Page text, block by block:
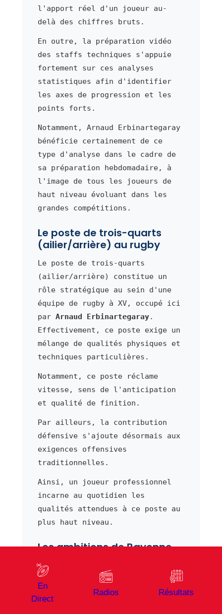
l'apport réel d'un joueur au-
delà des chiffres bruts.
En outre, la préparation vidéo
des staffs techniques s'appuie
fortement sur ces analyses
statistiques afin d'identifier
les axes de progression et les
points forts.
Notamment, Arnaud Erbinartegaray
bénéficie certainement de ce
type d'analyse dans le cadre de
sa préparation hebdomadaire, à
l'image de tous les joueurs de
haut niveau évoluant dans les
grandes compétitions.
Le poste de trois-quarts
(ailier/arrière) au rugby
Le poste de trois-quarts
(ailier/arrière) constitue un
rôle stratégique au sein d'une
équipe de rugby à XV, occupé ici
par Arnaud Erbinartegaray.
Effectivement, ce poste exige un
mélange de qualités physiques et
techniques particulières.
Notamment, ce poste réclame
vitesse, sens de l'anticipation
et qualité de finition.
Par ailleurs, la contribution
défensive s'ajoute désormais aux
exigences offensives
traditionnelles.
Ainsi, un joueur professionnel
incarne au quotidien les
qualités attendues à ce poste au
plus haut niveau.
Les ambitions de Bayonne
Chaque saison,Bayonne
son exercice en Top 14 avec des
objectifs clairement définis.
En
Direct
Radios Résultats